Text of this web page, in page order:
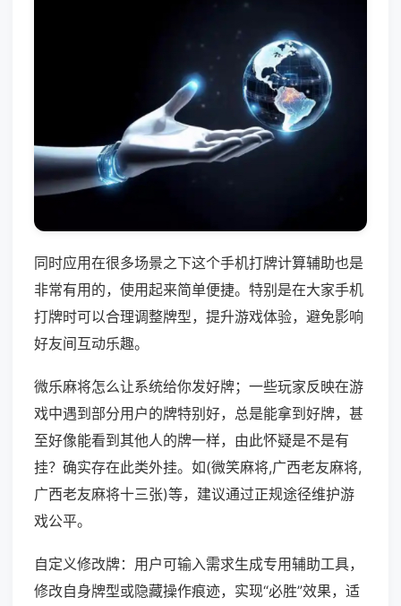
同时应用在很多场景之下这个手机打牌计算辅助也是
非常有用的，使用起来简单便捷。特别是在大家手机
打牌时可以合理调整牌型，提升游戏体验，避免影响
好友间互动乐趣。
微乐麻将怎么让系统给你发好牌；一些玩家反映在游
戏中遇到部分用户的牌特别好，总是能拿到好牌，甚
至好像能看到其他人的牌一样，由此怀疑是不是有
挂？确实存在此类外挂。如(微笑麻将,广西老友麻将,
广西老友麻将十三张)等，建议通过正规途径维护游
戏公平。
自定义修改牌：用户可输入需求生成专用辅助工具，
修改自身牌型或隐藏操作痕迹，实现“必胜”效果，适